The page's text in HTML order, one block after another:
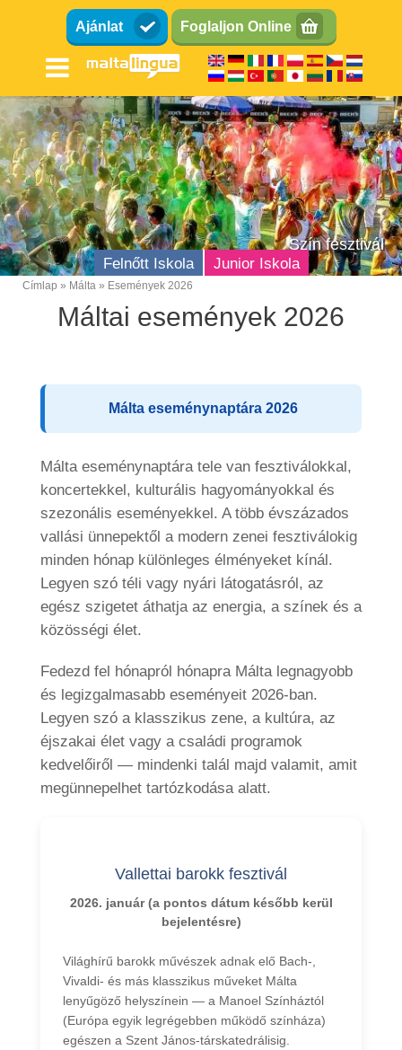
tartalomra
Ajánlat Foglaljon Online
Felnőtt Iskola Junior Iskola
Angol Nyelviskola
A nyelviskola felszereltsége
Nemzetiségi keverék
Tanárok
A Maltalingua csapata
Díjak
ST Star Awards
Akkreditációk
Feedback
Erasmus+
Angol nyelvtanfolyamok
Szállás
Kényelmes iskolai apartmanok
Hilton Malta ***** Superior
Cavalieri 4*
Argento ****
Hotel Valentina ***
Szín fesztivál
Breadcrumb
Címlap Málta Események 2026
Máltai események 2026
Málta eseménynaptára 2026
Málta eseménynaptára tele van fesztiválokkal,
koncertekkel, kulturális hagyományokkal és
szezonális eseményekkel. A több évszázados
vallási ünnepektől a modern zenei fesztiválokig
minden hónap különleges élményeket kínál.
Legyen szó téli vagy nyári látogatásról, az
egész szigetet áthatja az energia, a színek és a
közösségi élet.
Fedezd fel hónapról hónapra Málta legnagyobb
és legizgalmasabb eseményeit 2026-ban.
Legyen szó a klasszikus zene, a kultúra, az
éjszakai élet vagy a családi programok
kedvelőiről — mindenki talál majd valamit, amit
megünnepelhet tartózkodása alatt.
Vallettai barokk fesztivál
2026. január (a pontos dátum később kerül
bejelentésre)
Világhírű barokk művészek adnak elő Bach-,
Vivaldi- és más klasszikus műveket Málta
lenyűgöző helyszínein — a Manoel Színháztól
(Európa egyik legrégebben működő színháza)
egészen a Szent János-társkatedrálisig.